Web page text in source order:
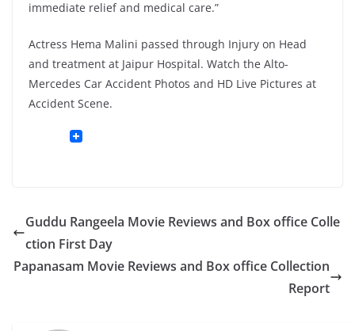
immediate relief and medical care.”
Actress Hema Malini passed through Injury on Head
and treatment at Jaipur Hospital. Watch the Alto-
Mercedes Car Accident Photos and HD Live Pictures at
Accident Scene.
Guddu Rangeela Movie Reviews and Box office Colle
ction First Day
Papanasam Movie Reviews and Box office Collection
Report